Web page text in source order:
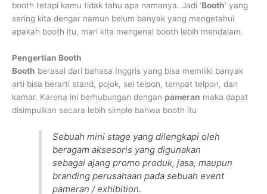
booth tetapi kamu tidak tahu apa namanya. Jadi ‘Booth’ yang
sering kita dengar namun belum banyak yang mengetahui
apakah booth itu, mari kita mengenal booth lebih mendalam.
Pengertian Booth
Booth berasal dari bahasa Inggris yang bisa memiliki banyak
arti bisa berarti stand, pojok, sel telpon, tempat telpon, dan
kamar. Karena ini berhubungan dengan pameran maka dapat
disimpulkan secara lebih simple bahwa booth itu
Sebuah mini stage yang dilengkapi oleh
beragam aksesoris yang digunakan
sebagai ajang promo produk, jasa, maupun
branding perusahaan pada sebuah event
pameran / exhibition.